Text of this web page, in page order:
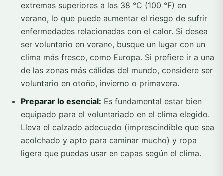
extremas superiores a los 38 °C (100 °F) en
verano, lo que puede aumentar el riesgo de sufrir
enfermedades relacionadas con el calor. Si desea
ser voluntario en verano, busque un lugar con un
clima más fresco, como Europa. Si prefiere ir a una
de las zonas más cálidas del mundo, considere ser
voluntario en otoño, invierno o primavera.
Preparar lo esencial: Es fundamental estar bien
equipado para el voluntariado en el clima elegido.
Lleva el calzado adecuado (imprescindible que sea
acolchado y apto para caminar mucho) y ropa
ligera que puedas usar en capas según el clima.